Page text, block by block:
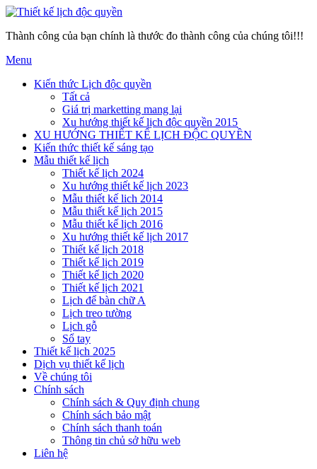
Thành công của bạn chính là thước đo thành công của chúng tôi!!!
Menu
Kiến thức Lịch độc quyền
Tất cả
Giá trị marketting mang lại
Xu hướng thiết kế lịch độc quyền 2015
XU HƯỚNG THIẾT KẾ LỊCH ĐỘC QUYỀN
Kiến thức thiết kế sáng tạo
Mẫu thiết kế lịch
Thiết kế lịch 2024
Xu hướng thiết kế lịch 2023
Mẫu thiết kế lich 2014
Mẫu thiết kế lịch 2015
Mẫu thiết kế lịch 2016
Xu hướng thiết kế lịch 2017
Thiết kế lịch 2018
Thiết kế lịch 2019
Thiết kế lịch 2020
Thiết kế lịch 2021
Lịch để bàn chữ A
Lịch treo tường
Lịch gỗ
Sổ tay
Thiết kế lịch 2025
Dịch vụ thiết kế lịch
Về chúng tôi
Chính sách
Chính sách & Quy định chung
Chính sách bảo mật
Chính sách thanh toán
Thông tin chủ sở hữu web
Liên hệ